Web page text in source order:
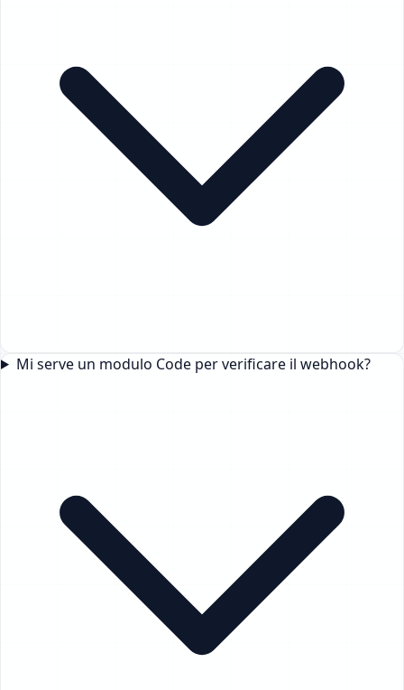
Mi serve un modulo Code per verificare il webhook?